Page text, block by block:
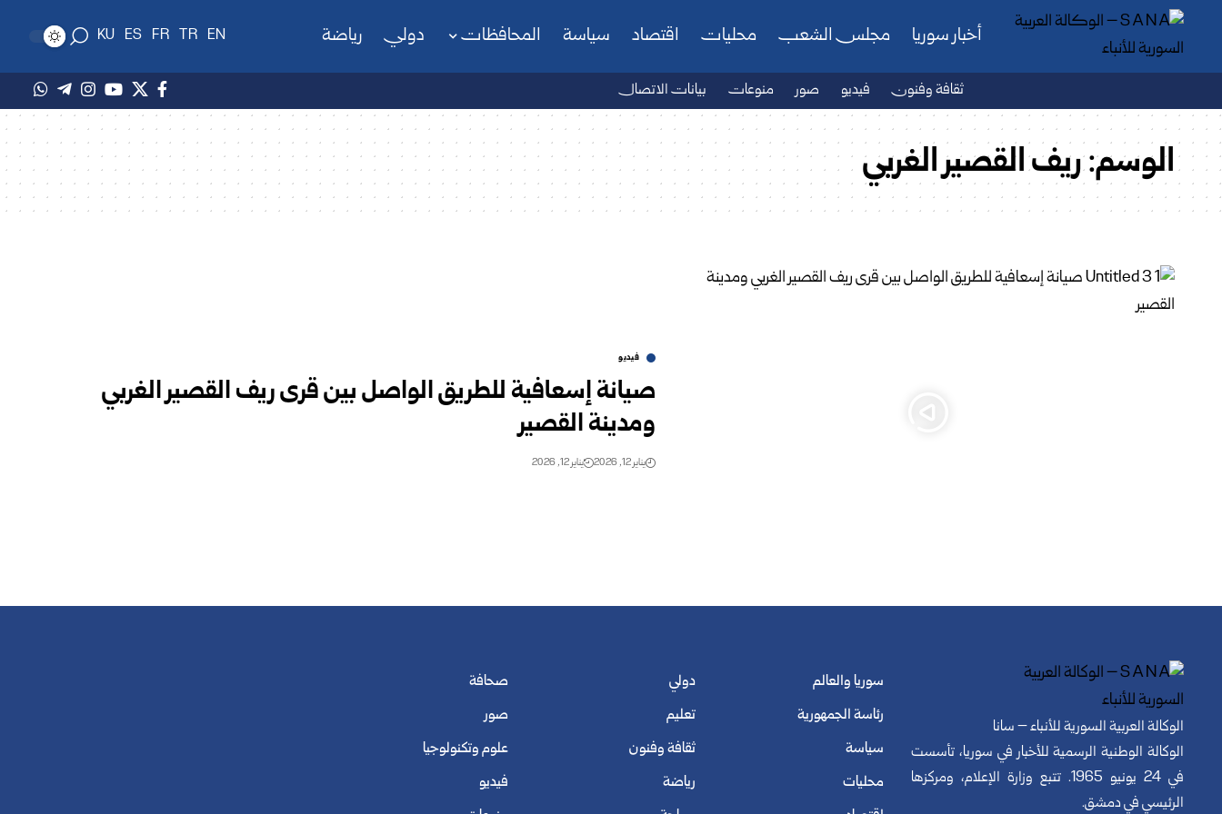
أخبار سوريا مجلس الشعب محليات اقتصاد سياسة المحافظات دولي رياضة EN
TR
FR
ES
KU
ثقافة وفنون فيديو صور منوعات بيانات الاتصال
الوسم:ريف القصير الغربي
فيديو
صيانة إسعافية للطريق الواصل بين قرى ريف القصير الغربي
ومدينة القصير
يناير 12, 2026 يناير 12, 2026
الوكالة العربية السورية للأنباء – سانا
الوكالة الوطنية الرسمية للأخبار في سوريا، تأسست
في 24 يونيو 1965. تتبع وزارة الإعلام، ومركزها
الرئيسي في دمشق.
سوريا والعالم
رئاسة الجمهورية
سياسة
محليات
دولي
تعليم
ثقافة وفنون
رياضة
صحافة
صور
علوم وتكنولوجيا
فيديو